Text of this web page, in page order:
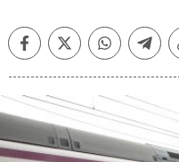
FacebookTwitterWhatsapp